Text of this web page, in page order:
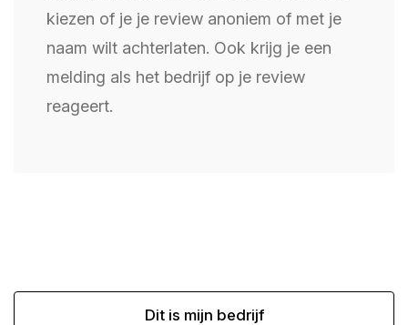
kiezen of je je review anoniem of met je
naam wilt achterlaten. Ook krijg je een
melding als het bedrijf op je review
reageert.
Dit is mijn bedrijf